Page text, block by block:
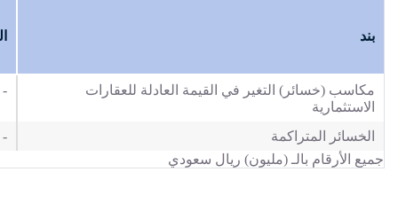
بند
مكاسب (خسائر) التغير في القيمة العادلة للعقارات
الاستثمارية
-
الخسائر المتراكمة
-
جميع الأرقام بالـ (مليون) ريال سعودي